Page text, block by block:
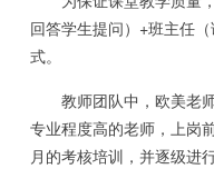
回答学生提问）+班主任
式。
教师团队中，欧美老师
专业程度高的老师，上岗
月的考核培训，并逐级进